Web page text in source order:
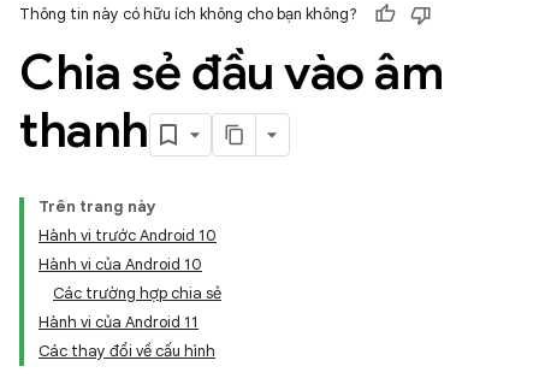
Thông tin này có hữu ích không cho bạn không?
Chia sẻ đầu vào âm
thanh
Trên trang này
Hành vi trước Android 10
Hành vi của Android 10
Các trường hợp chia sẻ
Hành vi của Android 11
Các thay đổi về cấu hình